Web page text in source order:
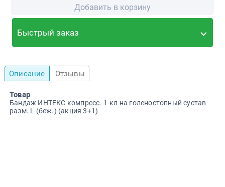
Добавить в корзину
Быстрый заказ
Описание Отзывы
Товар
Бандаж ИНТЕКС компресс. 1-кл на голеностопный сустав
разм. L (беж.) (акция 3+1)